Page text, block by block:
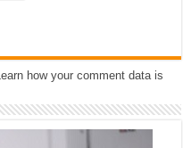
Learn how your comment data is